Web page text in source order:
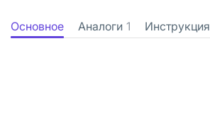
Основное Аналоги 1 Инструкция